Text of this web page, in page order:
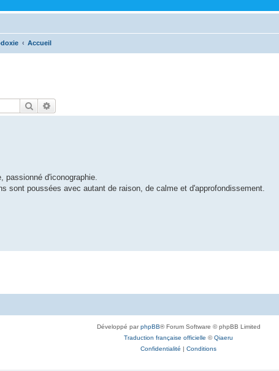
Accueil
Rechercher
d'iconographie.
sont poussées avec autant de raison, de calme et d'approfondissement.
Développé parphpBB® Forum Software © phpBB Limited
Traduction française officielle ©Qiaeru
Confidentialité | Conditions